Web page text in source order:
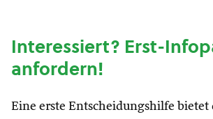
Interessiert? Erst-
anfordern!
Eine erste Entscheidungshilfe bietet